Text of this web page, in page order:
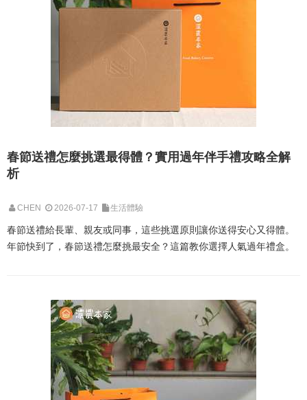
春節送禮怎麼挑選最得體？實用過年伴手禮攻略全解
析
CHEN 2026-07-17 生活體驗
春節送禮給長輩、親友或同事，這些挑選原則讓你送得安心又得體。
年節快到了，春節送禮怎麼挑最安全？這篇教你選擇人氣過年禮盒。